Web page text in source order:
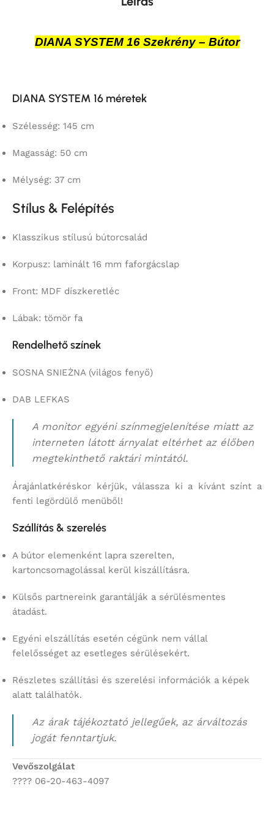
DIANA SYSTEM 16 Szekrény – Bútor
DIANA SYSTEM 16 méretek
Szélesség: 145 cm
Magasság: 50 cm
Mélység: 37 cm
Stílus & Felépítés
Klasszikus stílusú bútorcsalád
Korpusz: laminált 16 mm faforgácslap
Front: MDF díszkeretléc
Lábak: tömör fa
Rendelhető színek
SOSNA SNIEŻNA (világos fenyő)
DAB LEFKAS
A monitor egyéni színmegjelenítése miatt az
interneten látott árnyalat eltérhet az élőben
megtekinthető raktári mintától.
Árajánlatkéréskor kérjük, válassza ki a kívánt színt a
fenti legördülő menüből!
Szállítás & szerelés
A bútor elemenként lapra szerelten,
kartoncsomagolással kerül kiszállításra.
Külsős partnereink garantálják a sérülésmentes
átadást.
Egyéni elszállítás esetén cégünk nem vállal
felelősséget az esetleges sérülésekért.
Részletes szállítási és szerelési információk a képek
alatt találhatók.
Az árak tájékoztató jellegűek, az árváltozás
jogát fenntartjuk.
Vevőszolgálat
???? 06-20-463-4097